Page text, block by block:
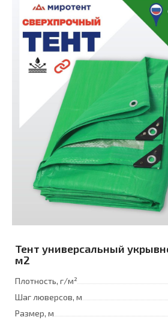
Тент универсальный
м2
Плотность, г/м²
Шаг люверсов, м
Размер, м